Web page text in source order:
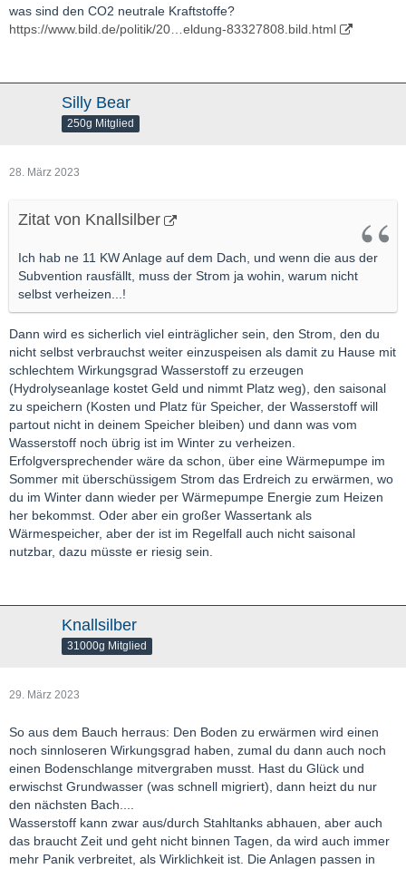
was sind den CO2 neutrale Kraftstoffe?
https://www.bild.de/politik/20…eldung-83327808.bild.html
Silly Bear
250g Mitglied
28. März 2023
Zitat von Knallsilber
Ich hab ne 11 KW Anlage auf dem Dach, und wenn die aus der
Subvention rausfällt, muss der Strom ja wohin, warum nicht
selbst verheizen...!
Dann wird es sicherlich viel einträglicher sein, den Strom, den du
nicht selbst verbrauchst weiter einzuspeisen als damit zu Hause mit
schlechtem Wirkungsgrad Wasserstoff zu erzeugen
(Hydrolyseanlage kostet Geld und nimmt Platz weg), den saisonal
zu speichern (Kosten und Platz für Speicher, der Wasserstoff will
partout nicht in deinem Speicher bleiben) und dann was vom
Wasserstoff noch übrig ist im Winter zu verheizen.
Erfolgversprechender wäre da schon, über eine Wärmepumpe im
Sommer mit überschüssigem Strom das Erdreich zu erwärmen, wo
du im Winter dann wieder per Wärmepumpe Energie zum Heizen
her bekommst. Oder aber ein großer Wassertank als
Wärmespeicher, aber der ist im Regelfall auch nicht saisonal
nutzbar, dazu müsste er riesig sein.
Knallsilber
31000g Mitglied
29. März 2023
So aus dem Bauch herraus: Den Boden zu erwärmen wird einen
noch sinnloseren Wirkungsgrad haben, zumal du dann auch noch
einen Bodenschlange mitvergraben musst. Hast du Glück und
erwischst Grundwasser (was schnell migriert), dann heizt du nur
den nächsten Bach....
Wasserstoff kann zwar aus/durch Stahltanks abhauen, aber auch
das braucht Zeit und geht nicht binnen Tagen, da wird auch immer
mehr Panik verbreitet, als Wirklichkeit ist. Die Anlagen passen in